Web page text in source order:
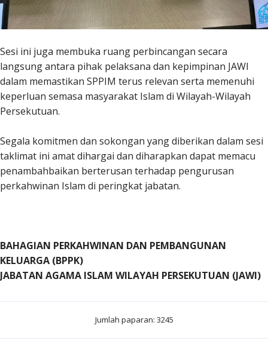
Sesi ini juga membuka ruang perbincangan secara
langsung antara pihak pelaksana dan kepimpinan JAWI
dalam memastikan SPPIM terus relevan serta memenuhi
keperluan semasa masyarakat Islam di Wilayah-Wilayah
Persekutuan.
Segala komitmen dan sokongan yang diberikan dalam sesi
taklimat ini amat dihargai dan diharapkan dapat memacu
penambahbaikan berterusan terhadap pengurusan
perkahwinan Islam di peringkat jabatan.
BAHAGIAN PERKAHWINAN DAN PEMBANGUNAN
KELUARGA (BPPK)
JABATAN AGAMA ISLAM WILAYAH PERSEKUTUAN (JAWI)
Jumlah paparan: 3245